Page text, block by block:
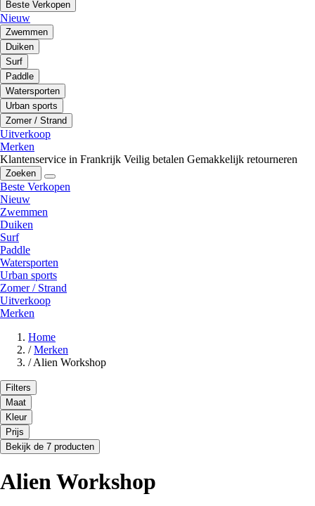
Beste Verkopen
Nieuw
Zwemmen
Duiken
Surf
Paddle
Watersporten
Urban sports
Zomer / Strand
Uitverkoop
Merken
Klantenservice in Frankrijk Veilig betalen Gemakkelijk retourneren
Zoeken
Beste Verkopen
Nieuw
Zwemmen
Duiken
Surf
Paddle
Watersporten
Urban sports
Zomer / Strand
Uitverkoop
Merken
Home
/ Merken
/ Alien Workshop
Filters
Maat
Kleur
Prijs
Bekijk de 7 producten
Alien Workshop